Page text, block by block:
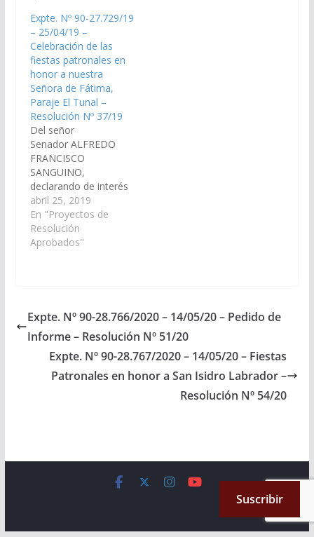
localidad de El
Jardín. (Expte. Nº 90-
28.093/19, a la
Comisión de Educación
y Cultura). Resolución
Nº 244/19 Aprobado…
Expte. Nº 90-27.729/19
– 25/04/19 –
Celebración de las
fiestas patronales en
honor a nuestra
Señora de Fátima,
Paraje El Tunal –
Resolución Nº 37/19
Del señor
Senador ALFREDO
FRANCISCO
SANGUINO,
declarando de interés
de esta Cámara las
actividades culturales y
religiosas que se
llevaran a cabo en el
honor a nuestra
Señora de Fátima, el
día 13 de mayo. (Expte.
Nº 90-27.729/19,…
abril 25, 2019
En "Proyectos de
Resolución
Aprobados"
Expte. Nº 90-28.766/2020 – 14/05/20 – Pedido de
Informe – Resolución Nº 51/20
Expte. Nº 90-28.767/2020 – 14/05/20 – Fiestas
Patronales en honor a San Isidro Labrador –
Resolución Nº 54/20
. All rights reserved.
by ThemeGrill. Powered byWordPress.
Suscribir